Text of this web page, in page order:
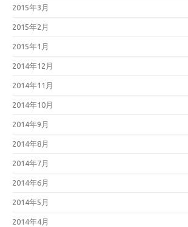
2015年3月
2015年2月
2015年1月
2014年12月
2014年11月
2014年10月
2014年9月
2014年8月
2014年7月
2014年6月
2014年5月
2014年4月